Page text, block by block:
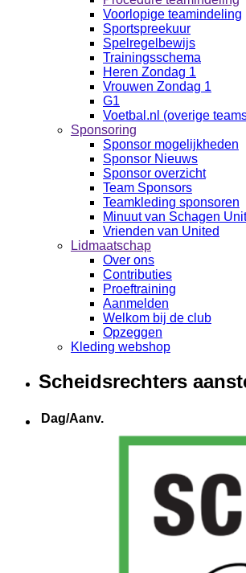
Voorlopige teamindeling
Sportspreekuur
Spelregelbewijs
Trainingsschema
Heren Zondag 1
Vrouwen Zondag 1
G1
Voetbal.nl (overige
Sponsoring
Sponsor mogelijkheden
Sponsor Nieuws
Sponsor overzicht
Team Sponsors
Teamkleding sponsoren
Minuut van Schagen
Vrienden van United
Lidmaatschap
Over ons
Contributies
Proeftraining
Aanmelden
Welkom bij de club
Opzeggen
Kleding webshop
Scheidsrechters
Dag/Aanv.